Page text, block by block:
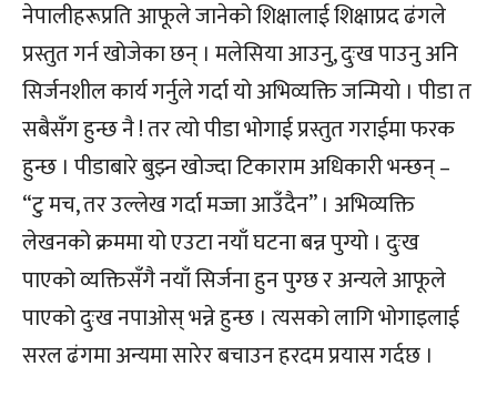
नेपालीहरूप्रति आफूले जानेको शिक्षालाई शिक्षाप्रद ढंगले
प्रस्तुत गर्न खोजेका छन् । मलेसिया आउनु, दुःख पाउनु अनि
सिर्जनशील कार्य गर्नुले गर्दा यो अभिव्यक्ति जन्मियो । पीडा त
सबैसँग हुन्छ नै ! तर त्यो पीडा भोगाई प्रस्तुत गराईमा फरक
हुन्छ । पीडाबारे बुझ्न खोज्दा टिकाराम अधिकारी भन्छन् –
“टु मच, तर उल्लेख गर्दा मज्जा आउँदैन” । अभिव्यक्ति
लेखनको क्रममा यो एउटा नयाँ घटना बन्न पुग्यो । दुःख
पाएको व्यक्तिसँगै नयाँ सिर्जना हुन पुग्छ र अन्यले आफूले
पाएको दुःख नपाओस् भन्ने हुन्छ । त्यसको लागि भोगाइलाई
सरल ढंगमा अन्यमा सारेर बचाउन हरदम प्रयास गर्दछ ।